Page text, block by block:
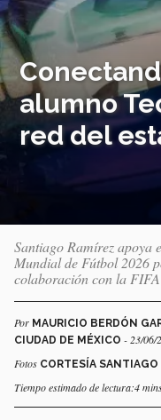
alumno
red del
Santiago Ramírez apoya
Mundial de Fútbol 2026
colaboración con la FIFA
Por MAURICIO BERDÓN
CIUDAD DE MÉXICO - 23/06/
Fotos CORTESÍA SANTIAGO
Tiempo estimado de lectura:4